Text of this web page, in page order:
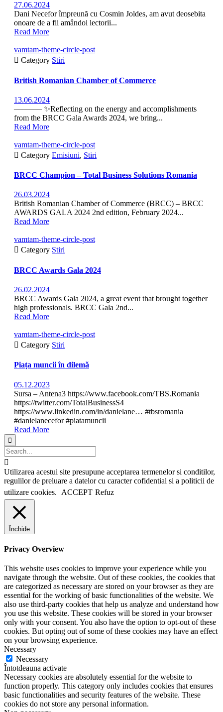
27.06.2024
Dani Necefor împreună cu Cosmin Joldes, am avut deosebita
onoare de a fii amândoi lectorii...
Read More
vamtam-theme-circle-post
 Category Stiri
British Romanian Chamber of Commerce
13.06.2024
––––––– ✨Reflecting on the energy and accomplishments
from the BRCC Gala Awards 2024, we bring...
Read More
vamtam-theme-circle-post
 Category Emisiuni, Stiri
BRCC Champion – Total Business Solutions Romania
26.03.2024
British Romanian Chamber of Commerce (BRCC) – BRCC
AWARDS GALA 2024 2nd edition, February 2024...
Read More
vamtam-theme-circle-post
 Category Stiri
BRCC Awards Gala 2024
26.02.2024
BRCC Awards Gala 2024, a great event that brought together
high professionals. BRCC Gala 2nd...
Read More
vamtam-theme-circle-post
 Category Stiri
Piața muncii în dilemă
05.12.2023
Sursa – Antena3 https://www.facebook.com/TBS.Romania
https://twitter.com/TotalBusinessS4
https://www.linkedin.com/in/danielane… #tbsromania
#danielanecefor #piatamuncii
Read More


Utilizarea acestui site presupune acceptarea termenelor si conditilor,
regulilor de preluare a datelor cu caracter cofidential si a politicii de
utilizare cookies.
ACCEPT Refuz
Închide
Privacy Overview
This website uses cookies to improve your experience while you
navigate through the website. Out of these cookies, the cookies that
are categorized as necessary are stored on your browser as they are
essential for the working of basic functionalities of the website. We
also use third-party cookies that help us analyze and understand how
you use this website. These cookies will be stored in your browser
only with your consent. You also have the option to opt-out of these
cookies. But opting out of some of these cookies may have an effect
on your browsing experience.
Necessary
Necessary
Întotdeauna activate
Necessary cookies are absolutely essential for the website to
function properly. This category only includes cookies that ensures
basic functionalities and security features of the website. These
cookies do not store any personal information.